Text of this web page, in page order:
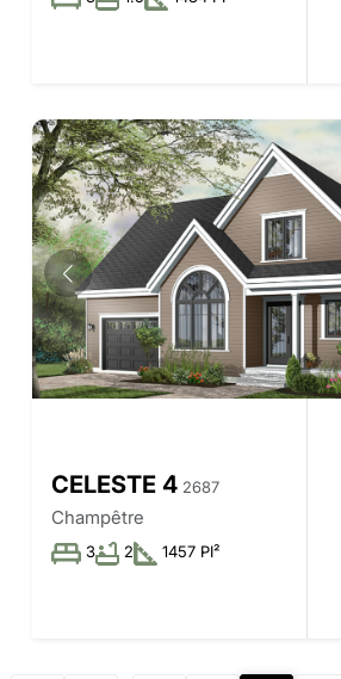
CELESTE 4 2687
Champêtre
3 2 1457 PI²